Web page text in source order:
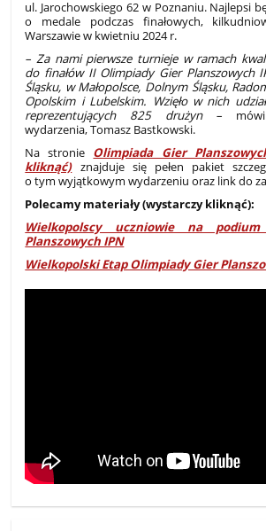
ul. Jarochowskiego 62 w Poznaniu. Najlepsi
o medale podczas finałowych,
Warszawie w kwietniu 2024 r.
– Za nami pierwsze turnieje w ramach
do finałów II Olimpiady Gier Planszowych
Śląsku, w Małopolsce, Dolnym Śląsku,
Opolskim i Lubelskim. Wzięło w nich
reprezentujących 825 drużyn – mówi
wydarzenia, Tomasz Bastkowski.
Na stronie Olimpiada Gier
kliknąć)znajduje się pełen pakiet
o tym wyjątkowym wydarzeniu oraz link do
Polecamy materiały (wystarczy kliknąć):
Wielkopolscy uczniowie na
Planszowych IPN
Wielkopolski Etap Olimpiady Gier